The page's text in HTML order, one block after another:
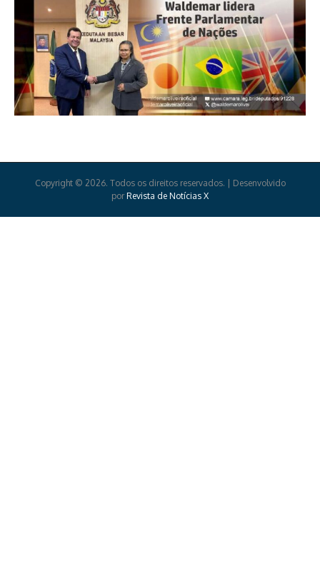
Copyright © 2026. Todos os direitos reservados. | Desenvolvido
por Revista de Notícias X